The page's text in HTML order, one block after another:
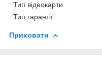
Тип відеокарти
Тип гарантії
Приховати